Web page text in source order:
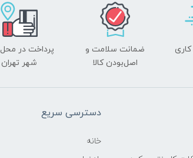
ضمانت سلامت و
اصل‌بودن کالا
پرداخت در محل
شهر تهران
دسترسی سریع
خانه